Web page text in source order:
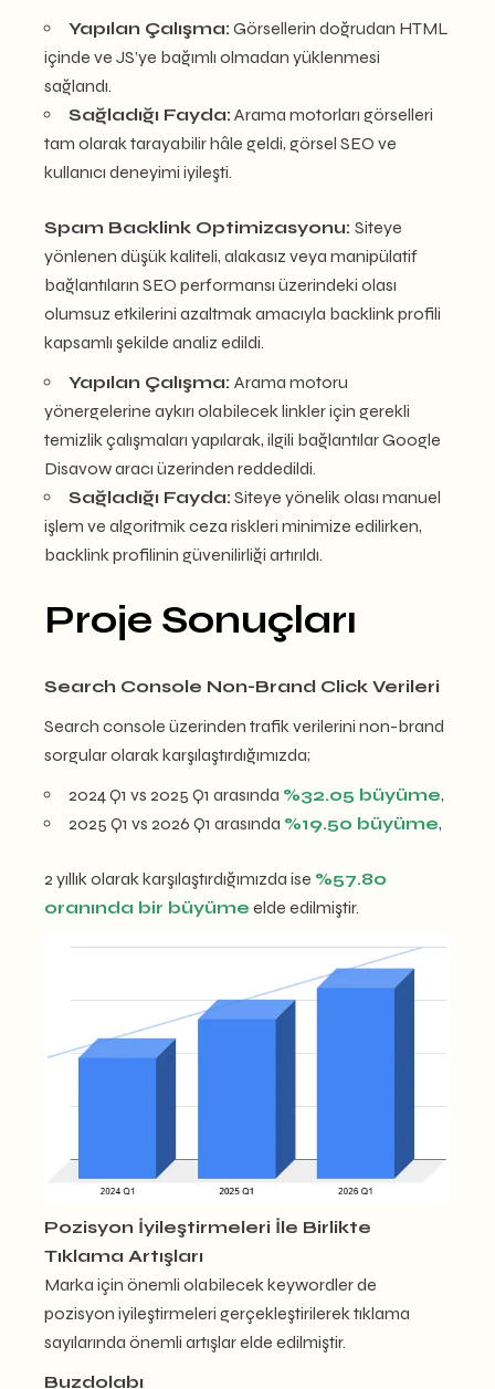
Yapılan Çalışma: Görsellerin doğrudan HTML
içinde ve JS’ye bağımlı olmadan yüklenmesi
sağlandı.
Sağladığı Fayda: Arama motorları görselleri
tam olarak tarayabilir hâle geldi, görsel SEO ve
kullanıcı deneyimi iyileşti.
Spam Backlink Optimizasyonu:Siteye
yönlenen düşük kaliteli, alakasız veya manipülatif
bağlantıların SEO performansı üzerindeki olası
olumsuz etkilerini azaltmak amacıyla backlink profili
kapsamlı şekilde analiz edildi.
Yapılan Çalışma:Arama motoru
yönergelerine aykırı olabilecek linkler için gerekli
temizlik çalışmaları yapılarak, ilgili bağlantılar Google
Disavow aracı üzerinden reddedildi.
Sağladığı Fayda: Siteye yönelik olası manuel
işlem ve algoritmik ceza riskleri minimize edilirken,
backlink profilinin güvenilirliği artırıldı.
Proje Sonuçları
Search Console Non-Brand Click Verileri
Search console üzerinden trafik verilerini non-brand
sorgular olarak karşılaştırdığımızda;
2024 Q1 vs 2025 Q1 arasında %32.05 büyüme,
2025 Q1 vs 2026 Q1 arasında %19.50 büyüme,
2 yıllık olarak karşılaştırdığımızda ise %57.80
oranında bir büyüme elde edilmiştir.
Pozisyon İyileştirmeleri İle Birlikte
Tıklama Artışları
Marka için önemli olabilecek keywordler de
pozisyon iyileştirmeleri gerçekleştirilerek tıklama
sayılarında önemli artışlar elde edilmiştir.
Buzdolabı